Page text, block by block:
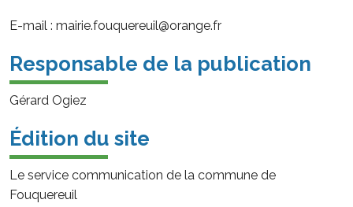
E-mail : mairie.fouquereuil@orange.fr
Responsable de la publication
Gérard Ogiez
Édition du site
Le service communication de la commune de
Fouquereuil